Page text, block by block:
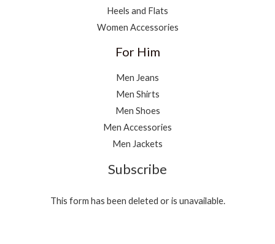
Heels and Flats
Women Accessories
For Him
Men Jeans
Men Shirts
Men Shoes
Men Accessories
Men Jackets
Subscribe
This form has been deleted or is unavailable.